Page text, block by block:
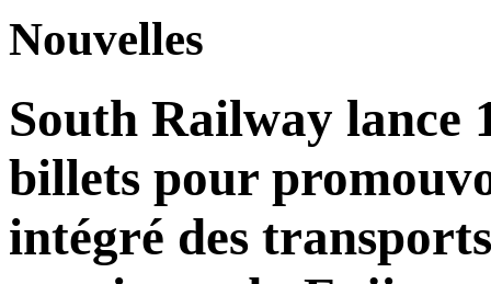
Nouvelles
South Railway lance
billets pour
intégré des